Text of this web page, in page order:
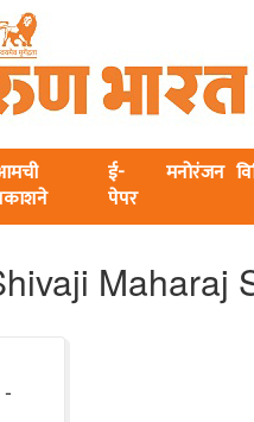
ई-
पेपर
मनोरंजन
Maharaj